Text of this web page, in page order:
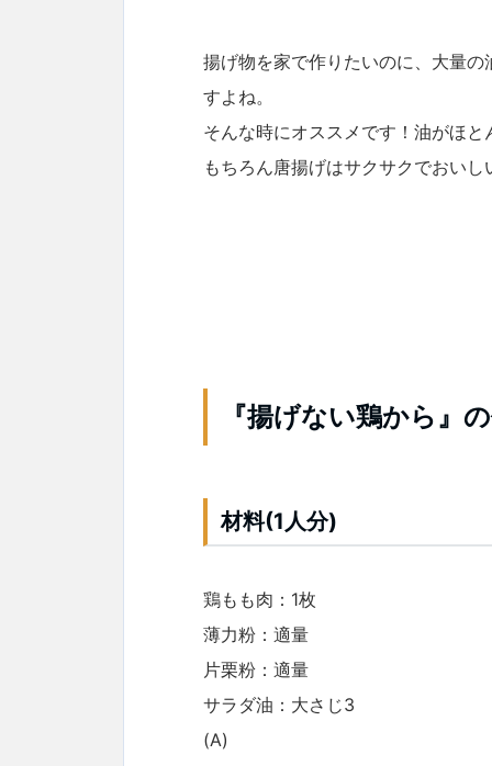
揚げ物を家で作りたいのに、大量
すよね。
そんな時にオススメです！油がほ
もちろん唐揚げはサクサクでおいし
『揚げない鶏から』
材料(1人分)
鶏もも肉：1枚
薄力粉：適量
片栗粉：適量
サラダ油：大さじ3
(A)